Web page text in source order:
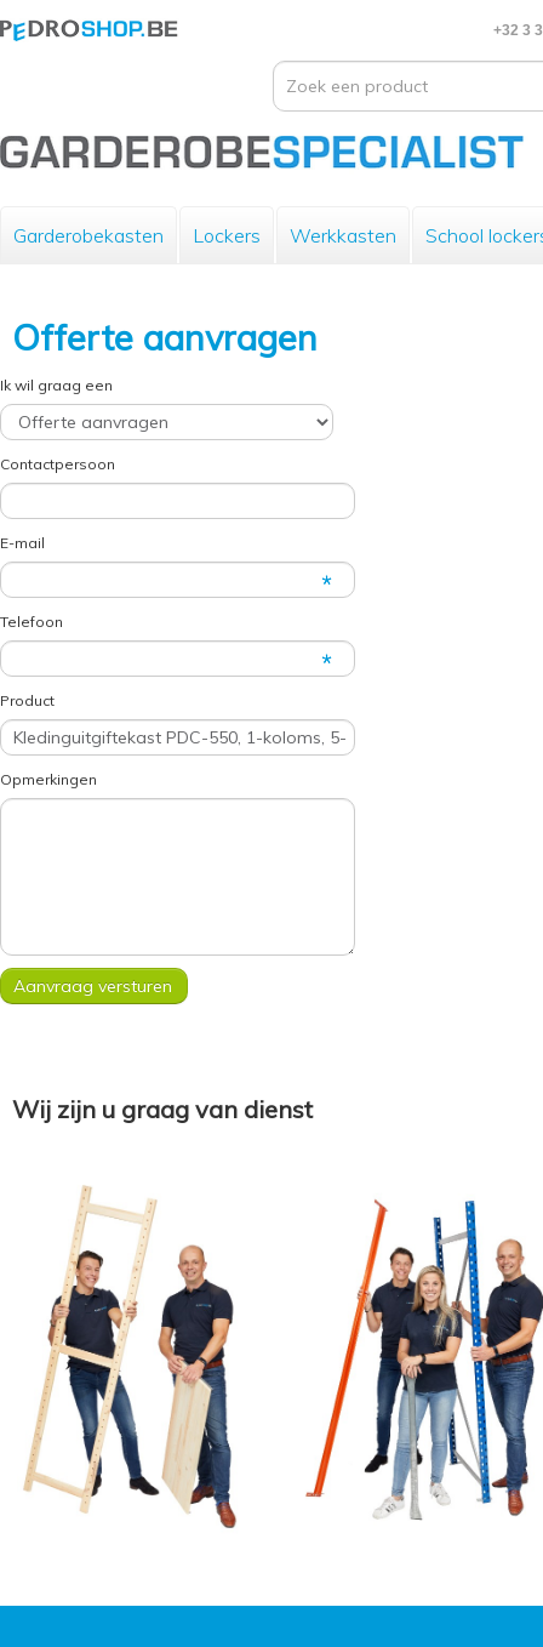
+32 3
Garderobekasten Lockers Werkkasten School
Offerte aanvragen
Ik wil graag een
Contactpersoon
E-mail
Telefoon
Product
Opmerkingen
Wij zijn u graag van dienst